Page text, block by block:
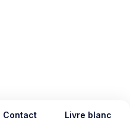
Contact Livre blanc